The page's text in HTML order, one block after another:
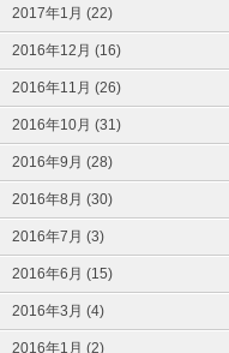
2017年1月 (22)
2016年12月 (16)
2016年11月 (26)
2016年10月 (31)
2016年9月 (28)
2016年8月 (30)
2016年7月 (3)
2016年6月 (15)
2016年3月 (4)
2016年1月 (2)